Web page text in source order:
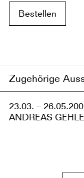
Bestellen
Zugehörige
23.03. –
ANDREAS